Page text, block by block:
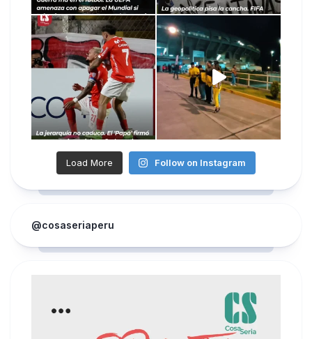
Load More Follow on Instagram
@cosaseriaperu